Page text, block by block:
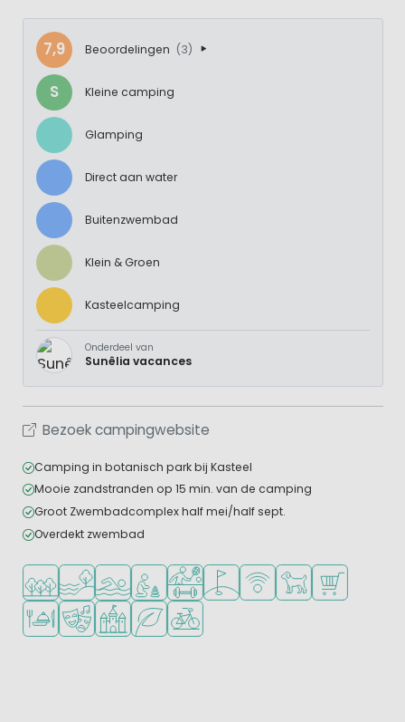
7,9 Beoordelingen (3)
S Kleine camping
Glamping
Direct aan water
Buitenzwembad
Klein & Groen
Kasteelcamping
Onderdeel van
Sunêlia vacances
Bezoek campingwebsite
Camping in botanisch park bij Kasteel
Mooie zandstranden op 15 min. van de camping
Groot Zwembadcomplex half mei/half sept.
Overdekt zwembad
Ligt in een bosrijke omgeving
Ligt bij het water
Openlucht zwembad
Aanbevolen voor jonge kinderen
Veel mogelijkheden om te sporten
Golfbaan in de buurt
WiFi beschikbaar
Huisdieren
Restaurant of pizzeria
Animatieprogramma
Kasteelcamping
Groene ligging
Fietsverhuur